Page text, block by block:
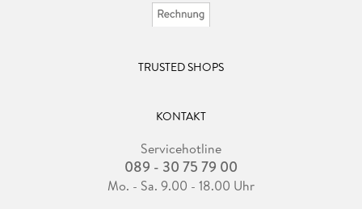
TRUSTED SHOPS
KONTAKT
Servicehotline
089 - 30 75 79 00
Mo. - Sa. 9.00 - 18.00 Uhr